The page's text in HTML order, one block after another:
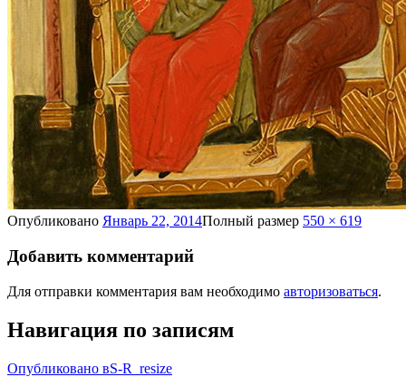
Опубликовано Январь 22, 2014Полный размер 550 × 619
Добавить комментарий
Для отправки комментария вам необходимо авторизоваться.
Навигация по записям
Опубликовано вS-R_resize